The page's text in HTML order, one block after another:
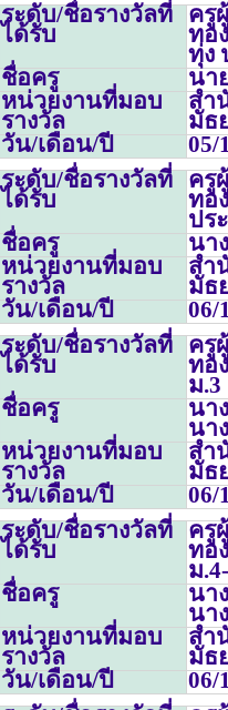
ระดับ/ชื่อรางวัลที่
ได้รับ
ครู
ทอ
ทุ่ง
ชื่อครู
นา
หน่วยงานที่มอบ
รางวัล
สำ
มัธ
วัน/เดือน/ปี
05/
ระดับ/ชื่อรางวัลที่
ได้รับ
ครู
ทอ
ปร
ชื่อครู
นา
หน่วยงานที่มอบ
รางวัล
สำ
มัธ
วัน/เดือน/ปี
06/
ระดับ/ชื่อรางวัลที่
ได้รับ
ครู
ทอ
ม.3
ชื่อครู
นา
นา
หน่วยงานที่มอบ
รางวัล
สำ
มัธ
วัน/เดือน/ปี
06/
ระดับ/ชื่อรางวัลที่
ได้รับ
ครู
ทอ
ม.4-
ชื่อครู
นา
นา
หน่วยงานที่มอบ
รางวัล
สำ
มัธ
วัน/เดือน/ปี
06/